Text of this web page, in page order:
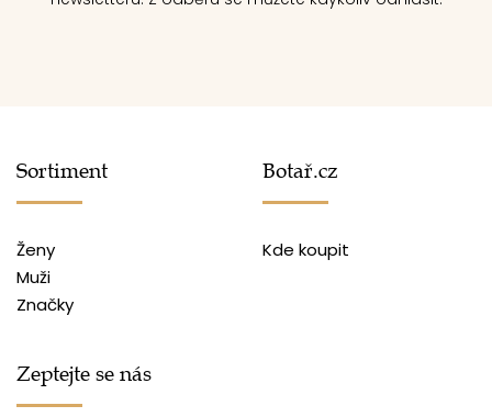
Sortiment
Ženy
Muži
Značky
Botař.cz
Kde koupit
Zeptejte se nás